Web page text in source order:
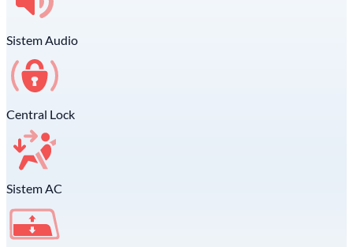
Sistem Audio
Central Lock
Sistem AC